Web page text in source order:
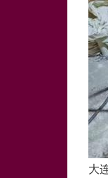
大